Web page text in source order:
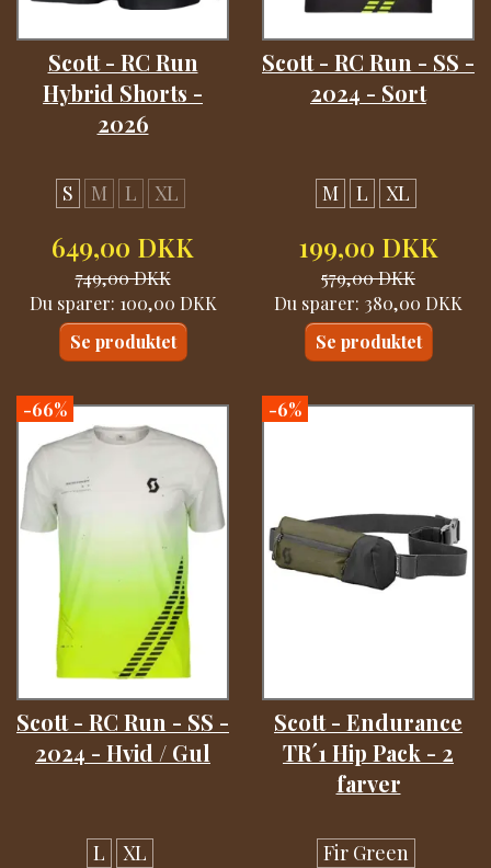
Scott - RC Run
Hybrid Shorts -
2026
S M L XL
649,00 DKK
749,00 DKK
Du sparer: 100,00 DKK
Se produktet
Scott - RC Run - SS -
2024 - Sort
M L XL
199,00 DKK
579,00 DKK
Du sparer: 380,00 DKK
Se produktet
-66%
Scott - RC Run - SS -
2024 - Hvid / Gul
L XL
-6%
Scott - Endurance
TR´1 Hip Pack - 2
farver
Fir Green